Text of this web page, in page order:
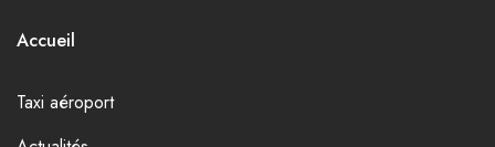
Accueil
Taxi aéroport